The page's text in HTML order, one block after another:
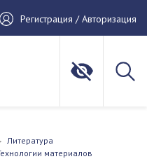
Регистрация / Авторизация
Литература
материалов